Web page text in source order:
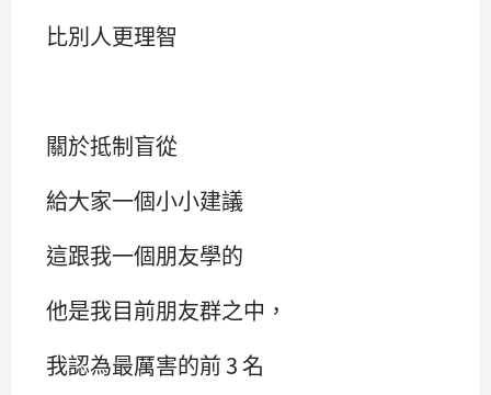
比別人更理智
關於抵制盲從
給大家一個小小建議
這跟我一個朋友學的
他是我目前朋友群之中，
我認為最厲害的前 3 名